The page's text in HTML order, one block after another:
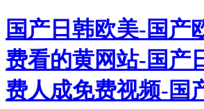
国产日韩欧美-国产
费看的黄网站-国产
费人成免费视频-国